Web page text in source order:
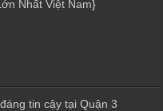
Nhất Việt Nam}
tin cậy tại Quận 3